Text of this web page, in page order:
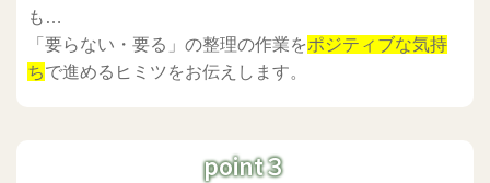
も…
「要らない・要る」の整理の作業をポジティブな気持
ちで進めるヒミツをお伝えします。
point３